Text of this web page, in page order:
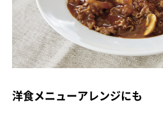
洋食メニューアレンジにも